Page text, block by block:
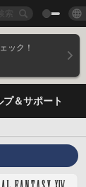
ック！
プ＆サポート